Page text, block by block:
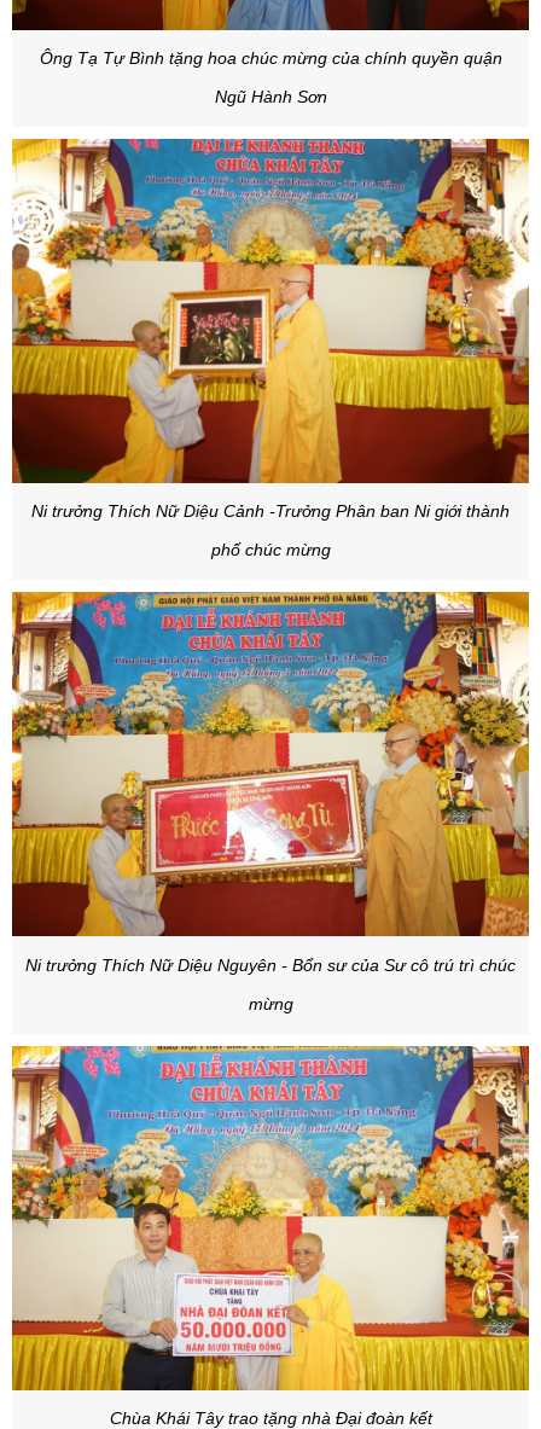
Ông Tạ Tự Bình tặng hoa chúc mừng của chính quyền quận
Ngũ Hành Sơn
Ni trưởng Thích Nữ Diệu Cảnh -Trưởng Phân ban Ni giới thành
phố chúc mừng
Ni trưởng Thích Nữ Diệu Nguyên - Bổn sư của Sư cô trú trì chúc
mừng
Chùa Khái Tây trao tặng nhà Đại đoàn kết